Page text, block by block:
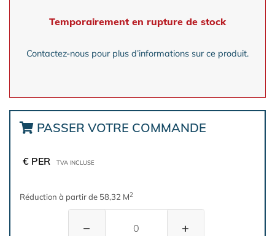
Temporairement en rupture de stock
Contactez-nous pour plus d’informations sur ce produit.
PASSER VOTRE COMMANDE
€ PER TVA INCLUSE
Réduction à partir de 58,32 M2
− +